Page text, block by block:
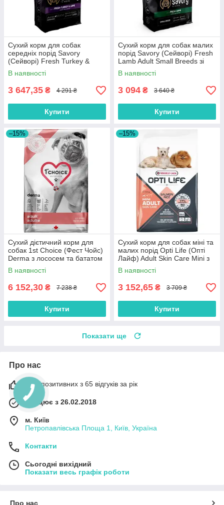
Сухий корм для собак
середніх порід Savory
(Cейворi) Fresh Turkey &
Lamb Adult Medium Breeds зі
свіжим ягням та індичкою 12
кг
В наявності
3 647,35 ₴ 4 291 ₴
Купити
Сухий корм для собак малих
порід Savory (Cейворi) Fresh
Lamb Adult Small Breeds зі
свіжим ягням 8 кг
В наявності
3 094 ₴ 3 640 ₴
Купити
–15%
Сухий дієтичний корм для
собак 1st Choice (Фест Чойс)
Derma з лососем та бататом
12 кг
В наявності
6 152,30 ₴ 7 238 ₴
Купити
–15%
Сухий корм для собак міні та
малих порід Opti Life (Опті
Лайф) Adult Skin Care Mini з
лососем 7.5 кг
В наявності
3 152,65 ₴ 3 709 ₴
Купити
Показати ще
Про нас
98% позитивних з 65 відгуків за рік
Працює з 26.02.2018
м. Київ
Петропавлівська Площа 1, Київ, Україна
Контакти
Сьогодні вихідний
Показати весь графік роботи
Про нас